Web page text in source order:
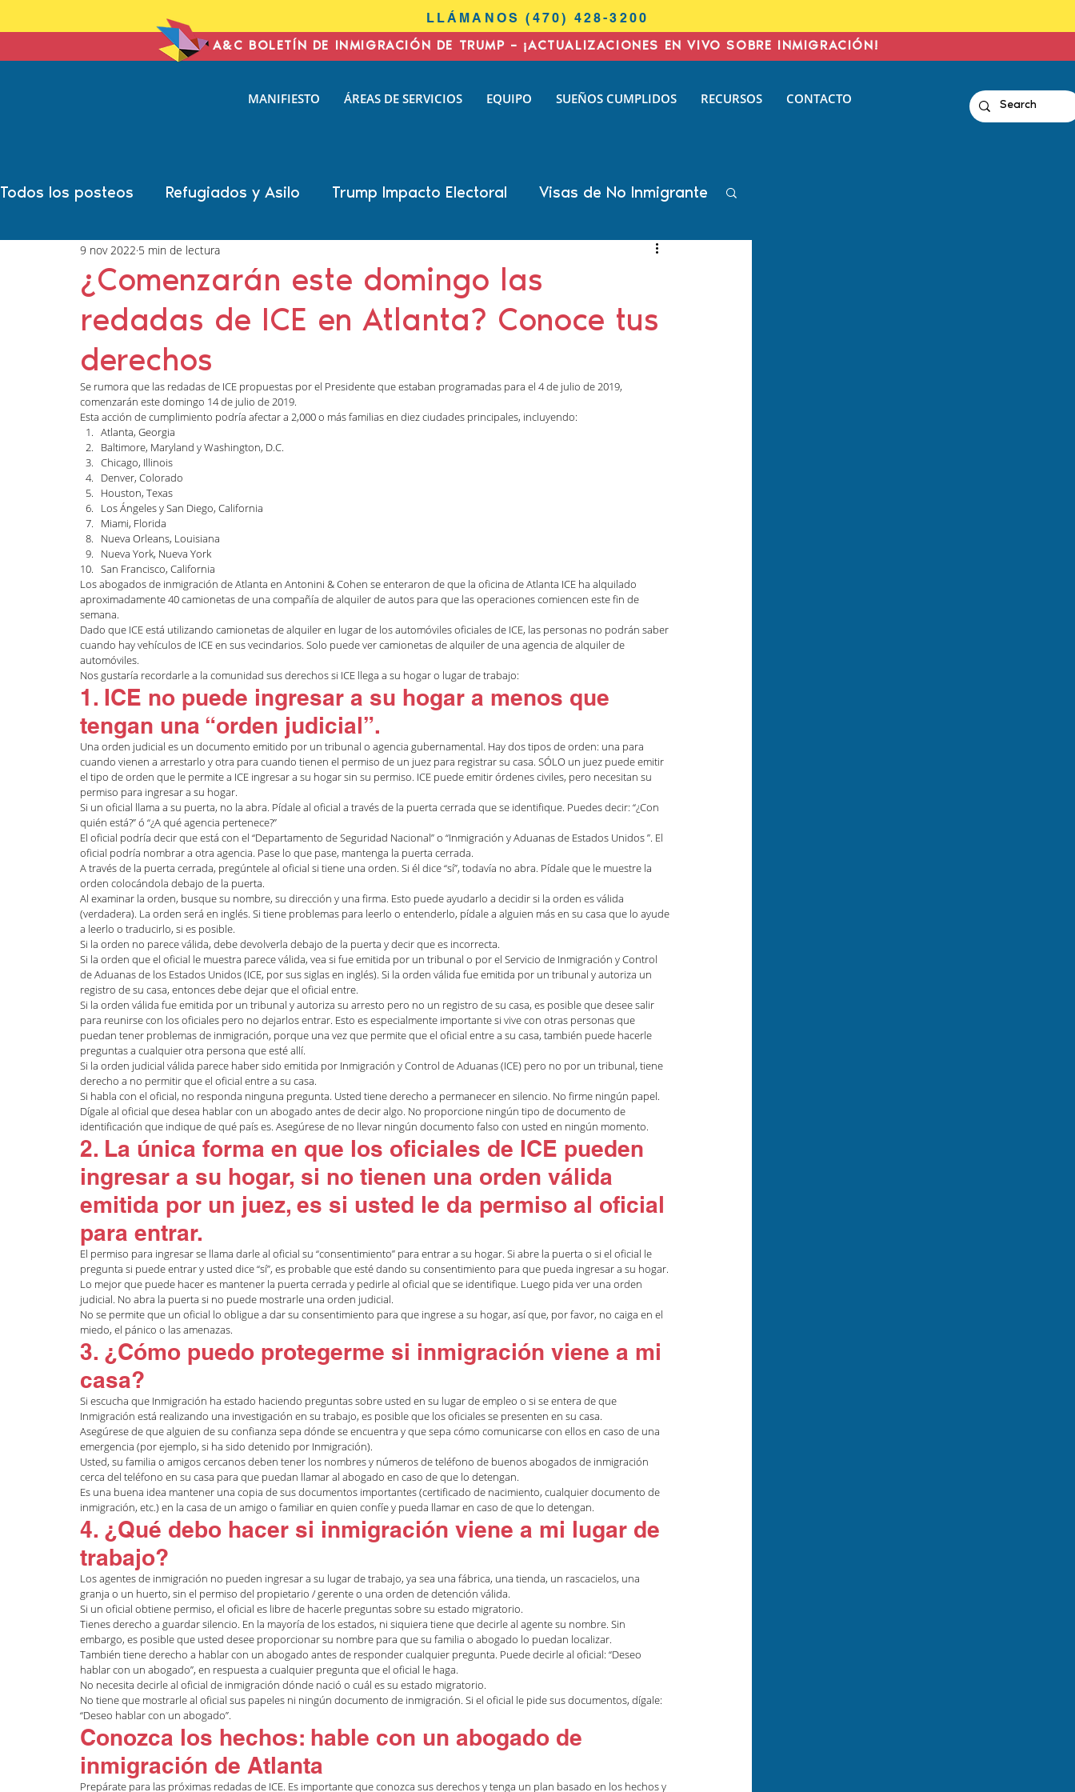
LLÁMANOS (470) 428-3200
A&C BOLETÍN DE INMIGRACIÓN DE TRUMP – ¡ACTUALIZACIONES EN VIVO SOBRE INMIGRACIÓN!
MANIFIESTO ÁREAS DE SERVICIOS EQUIPO SUEÑOS CUMPLIDOS RECURSOS CONTACTO
ANTONINI
Todos los posteos Refugiados y Asilo Trump Impacto Electoral Visas de No Inmigrante
Año Electoral Carolina Antonini Kathleen Hoyos
Sonal Shah Liann Campagne Bethany Biswas Inmigración de negocios
Defensa de deportación DACA Hablando con Carolina Podcast
Inmigración familiar LGBTQI+
Inmigración general Zuhra Aziz
Inmigración Humanitaria
¿Comenzarán este domingo las
redadas de ICE en Atlanta? Conoce tus
derechos
9 nov 2022 5 min de lectura
Se rumora que las redadas de ICE propuestas por el Presidente que estaban programadas para el 4 de julio de 2019,
comenzarán este domingo 14 de julio de 2019.
Esta acción de cumplimiento podría afectar a 2,000 o más familias en diez ciudades principales, incluyendo:
Atlanta, Georgia
Baltimore, Maryland y Washington, D.C.
Chicago, Illinois
Denver, Colorado
Houston, Texas
Los Ángeles y San Diego, California
Miami, Florida
Nueva Orleans, Louisiana
Nueva York, Nueva York
San Francisco, California
Los abogados de inmigración de Atlanta en Antonini & Cohen se enteraron de que la oficina de Atlanta ICE ha alquilado
aproximadamente 40 camionetas de una compañía de alquiler de autos para que las operaciones comiencen este fin de
semana.
Dado que ICE está utilizando camionetas de alquiler en lugar de los automóviles oficiales de ICE, las personas no podrán saber
cuando hay vehículos de ICE en sus vecindarios. Solo puede ver camionetas de alquiler de una agencia de alquiler de
automóviles.
Nos gustaría recordarle a la comunidad sus derechos si ICE llega a su hogar o lugar de trabajo:
1. ICE no puede ingresar a su hogar a menos que
tengan una “orden judicial”.
Una orden judicial es un documento emitido por un tribunal o agencia gubernamental. Hay dos tipos de orden: una para
cuando vienen a arrestarlo y otra para cuando tienen el permiso de un juez para registrar su casa. SÓLO un juez puede emitir
el tipo de orden que le permite a ICE ingresar a su hogar sin su permiso. ICE puede emitir órdenes civiles, pero necesitan su
permiso para ingresar a su hogar.
Si un oficial llama a su puerta, no la abra. Pídale al oficial a través de la puerta cerrada que se identifique. Puedes decir: “¿Con
quién está?” ó “¿A qué agencia pertenece?”
El oficial podría decir que está con el “Departamento de Seguridad Nacional” o “Inmigración y Aduanas de Estados Unidos ”. El
oficial podría nombrar a otra agencia. Pase lo que pase, mantenga la puerta cerrada.
A través de la puerta cerrada, pregúntele al oficial si tiene una orden. Si él dice “sí”, todavía no abra. Pídale que le muestre la
orden colocándola debajo de la puerta.
Al examinar la orden, busque su nombre, su dirección y una firma. Esto puede ayudarlo a decidir si la orden es válida
(verdadera). La orden será en inglés. Si tiene problemas para leerlo o entenderlo, pídale a alguien más en su casa que lo ayude
a leerlo o traducirlo, si es posible.
Si la orden no parece válida, debe devolverla debajo de la puerta y decir que es incorrecta.
Si la orden que el oficial le muestra parece válida, vea si fue emitida por un tribunal o por el Servicio de Inmigración y Control
de Aduanas de los Estados Unidos (ICE, por sus siglas en inglés). Si la orden válida fue emitida por un tribunal y autoriza un
registro de su casa, entonces debe dejar que el oficial entre.
Si la orden válida fue emitida por un tribunal y autoriza su arresto pero no un registro de su casa, es posible que desee salir
para reunirse con los oficiales pero no dejarlos entrar. Esto es especialmente importante si vive con otras personas que
puedan tener problemas de inmigración, porque una vez que permite que el oficial entre a su casa, también puede hacerle
preguntas a cualquier otra persona que esté allí.
Si la orden judicial válida parece haber sido emitida por Inmigración y Control de Aduanas (ICE) pero no por un tribunal, tiene
derecho a no permitir que el oficial entre a su casa.
Si habla con el oficial, no responda ninguna pregunta. Usted tiene derecho a permanecer en silencio. No firme ningún papel.
Dígale al oficial que desea hablar con un abogado antes de decir algo. No proporcione ningún tipo de documento de
identificación que indique de qué país es. Asegúrese de no llevar ningún documento falso con usted en ningún momento.
2. La única forma en que los oficiales de ICE pueden
ingresar a su hogar, si no tienen una orden válida
emitida por un juez, es si usted le da permiso al oficial
para entrar.
El permiso para ingresar se llama darle al oficial su “consentimiento” para entrar a su hogar. Si abre la puerta o si el oficial le
pregunta si puede entrar y usted dice “sí”, es probable que esté dando su consentimiento para que pueda ingresar a su hogar.
Lo mejor que puede hacer es mantener la puerta cerrada y pedirle al oficial que se identifique. Luego pida ver una orden
judicial. No abra la puerta si no puede mostrarle una orden judicial.
No se permite que un oficial lo obligue a dar su consentimiento para que ingrese a su hogar, así que, por favor, no caiga en el
miedo, el pánico o las amenazas.
3. ¿Cómo puedo protegerme si inmigración viene a mi
casa?
Si escucha que Inmigración ha estado haciendo preguntas sobre usted en su lugar de empleo o si se entera de que
Inmigración está realizando una investigación en su trabajo, es posible que los oficiales se presenten en su casa.
Asegúrese de que alguien de su confianza sepa dónde se encuentra y que sepa cómo comunicarse con ellos en caso de una
emergencia (por ejemplo, si ha sido detenido por Inmigración).
Usted, su familia o amigos cercanos deben tener los nombres y números de teléfono de buenos abogados de inmigración
cerca del teléfono en su casa para que puedan llamar al abogado en caso de que lo detengan.
Es una buena idea mantener una copia de sus documentos importantes (certificado de nacimiento, cualquier documento de
inmigración, etc.) en la casa de un amigo o familiar en quien confíe y pueda llamar en caso de que lo detengan.
4. ¿Qué debo hacer si inmigración viene a mi lugar de
trabajo?
Los agentes de inmigración no pueden ingresar a su lugar de trabajo, ya sea una fábrica, una tienda, un rascacielos, una
granja o un huerto, sin el permiso del propietario / gerente o una orden de detención válida.
Si un oficial obtiene permiso, el oficial es libre de hacerle preguntas sobre su estado migratorio.
Tienes derecho a guardar silencio. En la mayoría de los estados, ni siquiera tiene que decirle al agente su nombre. Sin
embargo, es posible que usted desee proporcionar su nombre para que su familia o abogado lo puedan localizar.
También tiene derecho a hablar con un abogado antes de responder cualquier pregunta. Puede decirle al oficial: “Deseo
hablar con un abogado”, en respuesta a cualquier pregunta que el oficial le haga.
No necesita decirle al oficial de inmigración dónde nació o cuál es su estado migratorio.
No tiene que mostrarle al oficial sus papeles ni ningún documento de inmigración. Si el oficial le pide sus documentos, dígale:
“Deseo hablar con un abogado”.
Conozca los hechos: hable con un abogado de
inmigración de Atlanta
Prepárate para las próximas redadas de ICE. Es importante que conozca sus derechos y tenga un plan basado en los hechos y